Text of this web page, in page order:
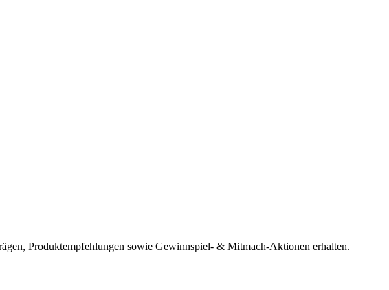
Produktempfehlungen sowie Gewinnspiel- & Mitmach-Aktionen erhalten.